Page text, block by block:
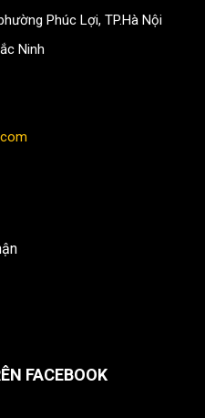
Phúc Lợi, TP.Hà Nội
Ninh
FACEBOOK